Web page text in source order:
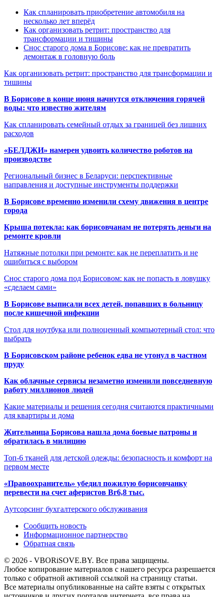
Как спланировать приобретение автомобиля на
несколько лет вперёд
Как организовать ретрит: пространство для
трансформации и тишины
Снос старого дома в Борисове: как не превратить
демонтаж в головную боль
Как организовать ретрит: пространство для трансформации и
тишины
В Борисове в конце июня начнутся отключения горячей
воды: что известно жителям
Как спланировать семейный отдых за границей без лишних
расходов
«БЕЛДЖИ» намерен удвоить количество роботов на
производстве
Региональный бизнес в Беларуси: перспективные
направления и доступные инструменты поддержки
В Борисове временно изменили схему движения в центре
города
Крыша потекла: как борисовчанам не потерять деньги на
ремонте кровли
Натяжные потолки при ремонте: как не переплатить и не
ошибиться с выбором
Снос старого дома под Борисовом: как не попасть в ловушку
«сделаем сами»
В Борисове выписали всех детей, попавших в больницу
после кишечной инфекции
Стол для ноутбука или полноценный компьютерный стол: что
выбрать
В Борисовском районе ребенок едва не утонул в частном
пруду
Как облачные сервисы незаметно изменили повседневную
работу миллионов людей
Какие материалы и решения сегодня считаются практичными
для квартиры и дома
Жительница Борисова нашла дома боевые патроны и
обратилась в милицию
Топ-6 тканей для детской одежды: безопасность и комфорт на
первом месте
«Правоохранитель» убедил пожилую борисовчанку
перевести на счет аферистов Br6,8 тыс.
Аутсорсинг бухгалтерского обслуживания
Сообщить новость
Информационное партнерство
Обратная связь
© 2026 - VBORiSOVE.BY. Все права защищены.
Любое копирование материалов с нашего ресурса разрешается
только с обратной активной ссылкой на страницу статьи.
Все материалы опубликованные на сайте взяты с открытых